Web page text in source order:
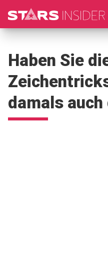
Haben Sie
damals